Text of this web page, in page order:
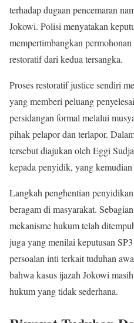
terhadap dugaan pencemaran
Jokowi. Polisi menyatakan
mempertimbangkan
restoratif dari kedua tersangka.
Proses restoratif justice sendiri
yang memberi peluang
persidangan formal melalui
pihak pelapor dan terlapor.
tersebut diajukan oleh Eggi
kepada penyidik, yang
Langkah penghentian
beragam di masyarakat.
mekanisme hukum telah
juga yang menilai keputusan
persoalan inti terkait tuduhan
bahwa kasus ijazah Jokowi
hukum yang tidak sederhana.